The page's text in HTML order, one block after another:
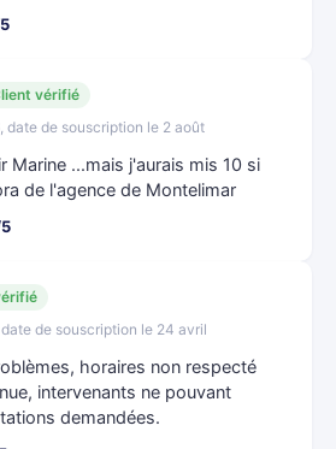
vérifié
date de souscription le 2 août
Marine ...mais j'aurais mis 10 si
de l'agence de Montelimar
de souscription le 24 avril
horaires non respecté
intervenants ne pouvant
demandées.